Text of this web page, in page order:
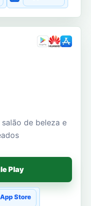
de beleza e
Play
App Store